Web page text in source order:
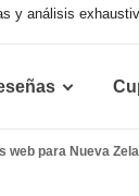
y análisis
web para Nueva